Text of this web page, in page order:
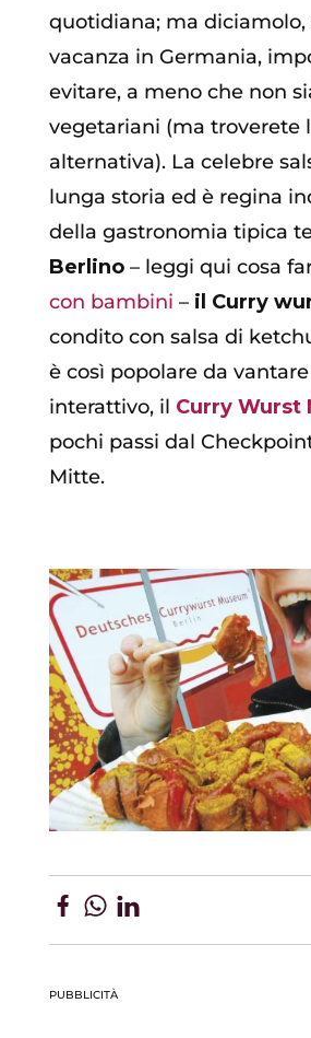
quotidiana; ma diciamolo,
vacanza in Germania,
evitare, a meno che non
vegetariani (ma troverete
alternativa). La celebre
lunga storia ed è regina
della gastronomia tipica
Berlino– leggi qui cosa
con bambini – il Curry
condito con salsa di
è così popolare da
interattivo, il Curry Wurst
pochi passi dal
Mitte.
PUBBLICITÀ